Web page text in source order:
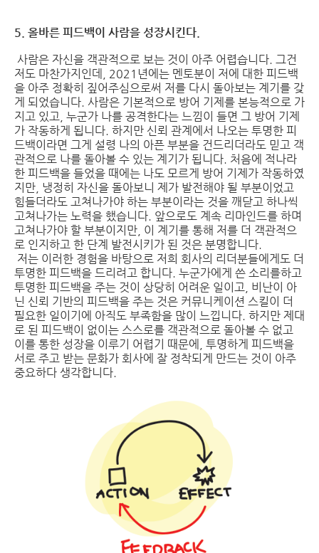
5. 올바른 피드백이 사람을 성장시킨다.
사람은 자신을 객관적으로 보는 것이 아주 어렵습니다. 그건
저도 마찬가지인데, 2021년에는 멘토분이 저에 대한 피드백
을 아주 정확히 짚어주심으로써 저를 다시 돌아보는 계기를 갖
게 되었습니다. 사람은 기본적으로 방어 기제를 본능적으로 가
지고 있고, 누군가 나를 공격한다는 느낌이 들면 그 방어 기제
가 작동하게 됩니다. 하지만 신뢰 관계에서 나오는 투명한 피
드백이라면 그게 설령 나의 아픈 부분을 건드리더라도 믿고 객
관적으로 나를 돌아볼 수 있는 계기가 됩니다. 처음에 적나라
한 피드백을 들었을 때에는 나도 모르게 방어 기제가 작동하였
지만, 냉정히 자신을 돌아보니 제가 발전해야 될 부분이었고
힘들더라도 고쳐나가야 하는 부분이라는 것을 깨닫고 하나씩
고쳐나가는 노력을 했습니다. 앞으로도 계속 리마인드를 하며
고쳐나가야 할 부분이지만, 이 계기를 통해 저를 더 객관적으
로 인지하고 한 단계 발전시키가 된 것은 분명합니다.
저는 이러한 경험을 바탕으로 저희 회사의 리더분들에게도 더
투명한 피드백을 드리려고 합니다. 누군가에게 쓴 소리를하고
투명한 피드백을 주는 것이 상당히 어려운 일이고, 비난이 아
닌 신뢰 기반의 피드백을 주는 것은 커뮤니케이션 스킬이 더
필요한 일이기에 아직도 부족함을 많이 느낍니다. 하지만 제대
로 된 피드백이 없이는 스스로를 객관적으로 돌아볼 수 없고
이를 통한 성장을 이루기 어렵기 때문에, 투명하게 피드백을
서로 주고 받는 문화가 회사에 잘 정착되게 만드는 것이 아주
중요하다 생각합니다.